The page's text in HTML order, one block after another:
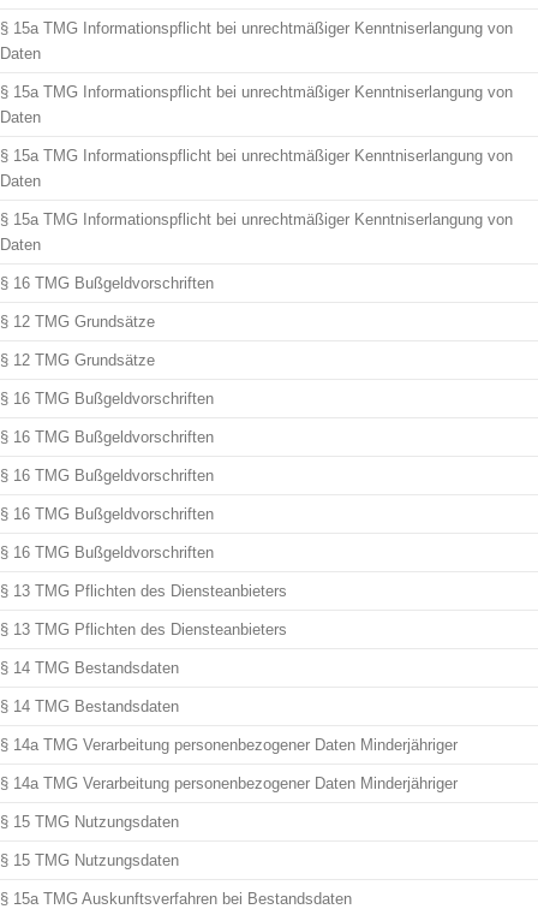
§ 15a TMG Informationspflicht bei unrechtmäßiger Kenntniserlangung von
Daten
§ 15a TMG Informationspflicht bei unrechtmäßiger Kenntniserlangung von
Daten
§ 15a TMG Informationspflicht bei unrechtmäßiger Kenntniserlangung von
Daten
§ 15a TMG Informationspflicht bei unrechtmäßiger Kenntniserlangung von
Daten
§ 16 TMG Bußgeldvorschriften
§ 12 TMG Grundsätze
§ 12 TMG Grundsätze
§ 16 TMG Bußgeldvorschriften
§ 16 TMG Bußgeldvorschriften
§ 16 TMG Bußgeldvorschriften
§ 16 TMG Bußgeldvorschriften
§ 16 TMG Bußgeldvorschriften
§ 13 TMG Pflichten des Diensteanbieters
§ 13 TMG Pflichten des Diensteanbieters
§ 14 TMG Bestandsdaten
§ 14 TMG Bestandsdaten
§ 14a TMG Verarbeitung personenbezogener Daten Minderjähriger
§ 14a TMG Verarbeitung personenbezogener Daten Minderjähriger
§ 15 TMG Nutzungsdaten
§ 15 TMG Nutzungsdaten
§ 15a TMG Auskunftsverfahren bei Bestandsdaten